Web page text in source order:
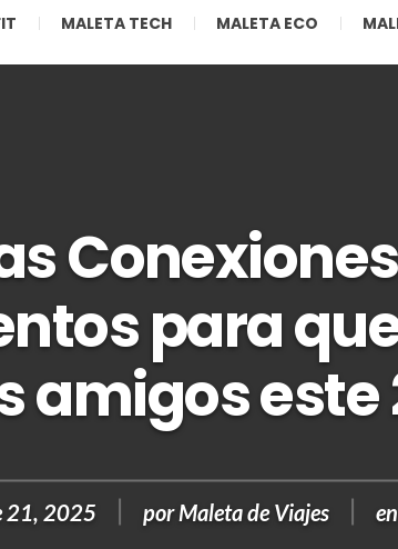
MALETA TECH MALETA ECO
para
amigos este
21, 2025 porMaleta de Viajes en